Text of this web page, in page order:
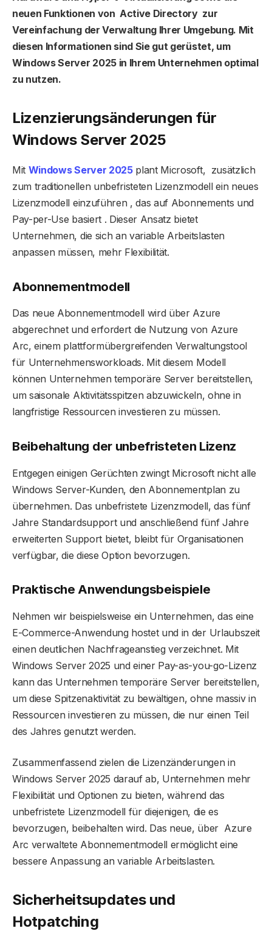
neuen Funktionen von Active Directory zur
Vereinfachung der Verwaltung Ihrer Umgebung. Mit
diesen Informationen sind Sie gut gerüstet, um
Windows Server 2025 in Ihrem Unternehmen optimal
zu nutzen.
Lizenzierungsänderungen für
Windows Server 2025
Mit Windows Server 2025plant Microsoft, zusätzlich
zum traditionellen unbefristeten Lizenzmodell ein neues
Lizenzmodell einzuführen , das auf Abonnements und
Pay-per-Use basiert . Dieser Ansatz bietet
Unternehmen, die sich an variable Arbeitslasten
anpassen müssen, mehr Flexibilität.
Abonnementmodell
Das neue Abonnementmodell wird über Azure
abgerechnet und erfordert die Nutzung von Azure
Arc, einem plattformübergreifenden Verwaltungstool
für Unternehmensworkloads. Mit diesem Modell
können Unternehmen temporäre Server bereitstellen,
um saisonale Aktivitätsspitzen abzuwickeln, ohne in
langfristige Ressourcen investieren zu müssen.
Beibehaltung der unbefristeten Lizenz
Entgegen einigen Gerüchten zwingt Microsoft nicht alle
Windows Server-Kunden, den Abonnementplan zu
übernehmen. Das unbefristete Lizenzmodell, das fünf
Jahre Standardsupport und anschließend fünf Jahre
erweiterten Support bietet, bleibt für Organisationen
verfügbar, die diese Option bevorzugen.
Praktische Anwendungsbeispiele
Nehmen wir beispielsweise ein Unternehmen, das eine
E-Commerce-Anwendung hostet und in der Urlaubszeit
einen deutlichen Nachfrageanstieg verzeichnet. Mit
Windows Server 2025 und einer Pay-as-you-go-Lizenz
kann das Unternehmen temporäre Server bereitstellen,
um diese Spitzenaktivität zu bewältigen, ohne massiv in
Ressourcen investieren zu müssen, die nur einen Teil
des Jahres genutzt werden.
Zusammenfassend zielen die Lizenzänderungen in
Windows Server 2025 darauf ab, Unternehmen mehr
Flexibilität und Optionen zu bieten, während das
unbefristete Lizenzmodell für diejenigen, die es
bevorzugen, beibehalten wird. Das neue, über Azure
Arc verwaltete Abonnementmodell ermöglicht eine
bessere Anpassung an variable Arbeitslasten.
Sicherheitsupdates und
Hotpatching